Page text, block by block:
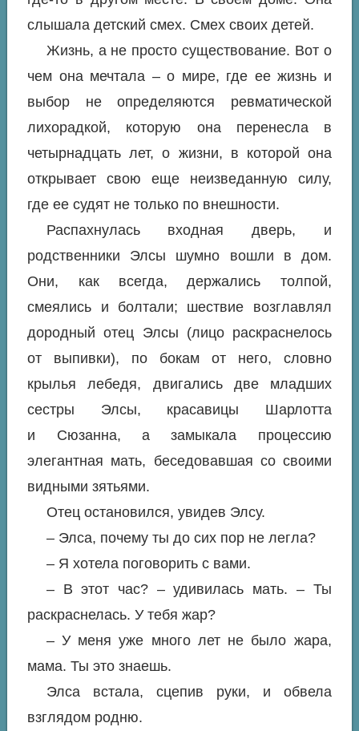
слышала детский смех. Смех своих детей.
Жизнь, а не просто существование. Вот о
чем она мечтала – о мире, где ее жизнь и
выбор не определяются ревматической
лихорадкой, которую она перенесла в
четырнадцать лет, о жизни, в которой она
открывает свою еще неизведанную силу,
где ее судят не только по внешности.
Распахнулась входная дверь, и
родственники Элсы шумно вошли в дом.
Они, как всегда, держались толпой,
смеялись и болтали; шествие возглавлял
дородный отец Элсы (лицо раскраснелось
от выпивки), по бокам от него, словно
крылья лебедя, двигались две младших
сестры Элсы, красавицы Шарлотта
и Сюзанна, а замыкала процессию
элегантная мать, беседовавшая со своими
видными зятьями.
Отец остановился, увидев Элсу.
– Элса, почему ты до сих пор не легла?
– Я хотела поговорить с вами.
– В этот час? – удивилась мать. – Ты
раскраснелась. У тебя жар?
– У меня уже много лет не было жара,
мама. Ты это знаешь.
Элса встала, сцепив руки, и обвела
взглядом родню.